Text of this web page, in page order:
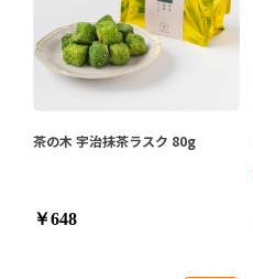
茶の木 宇治抹茶ラスク 80g
￥648